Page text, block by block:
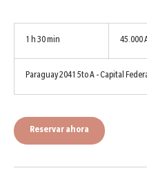
1 h 30 min
0
i
n
pesos
argentinos
45.000
Paraguay 2041 5to A - Capital
Reservar ahora